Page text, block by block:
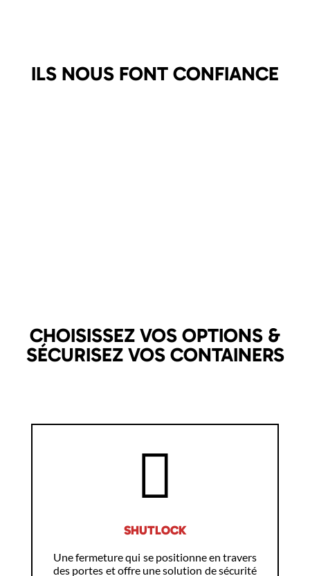
ILS NOUS FONT CONFIANCE
CHOISISSEZ VOS OPTIONS &
SÉCURISEZ VOS CONTAINERS
SHUTLOCK
Une fermeture qui se positionne en travers
des portes et offre une solution de sécurité